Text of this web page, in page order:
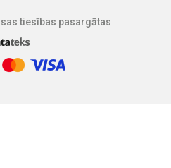
tiesības pasargātas